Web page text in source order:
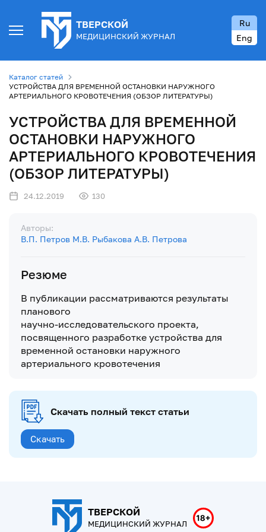
ТВЕРСКОЙ
МЕДИЦИНСКИЙ ЖУРНАЛ
Ru
Eng
Каталог статей
УСТРОЙСТВА ДЛЯ ВРЕМЕННОЙ ОСТАНОВКИ НАРУЖНОГО
АРТЕРИАЛЬНОГО КРОВОТЕЧЕНИЯ (ОБЗОР ЛИТЕРАТУРЫ)
УСТРОЙСТВА ДЛЯ ВРЕМЕННОЙ
ОСТАНОВКИ НАРУЖНОГО
АРТЕРИАЛЬНОГО КРОВОТЕЧЕНИЯ
(ОБЗОР ЛИТЕРАТУРЫ)
24.12.2019 130
Авторы:
В.П. Петров М.В. Рыбакова А.В. Петрова
Резюме
В публикации рассматриваются результаты
планового
научно-исследовательского проекта,
посвященного разработке устройства для
временной остановки наружного
артериального кровотечения
Скачать полный текст статьи
Скачать
ТВЕРСКОЙ
МЕДИЦИНСКИЙ ЖУРНАЛ